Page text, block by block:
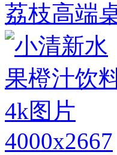
荔枝高端
4000x2667